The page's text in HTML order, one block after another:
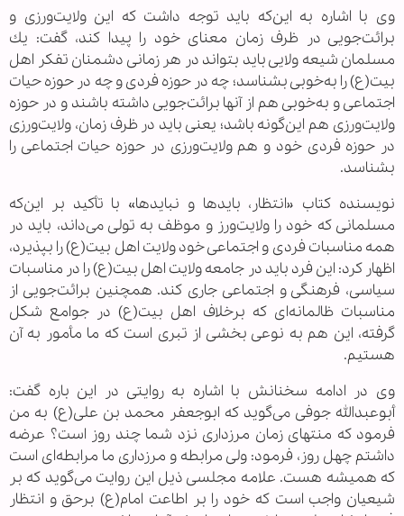
وی با اشاره به اين‌كه بايد توجه داشت كه اين ولايت‌ورزی و
برائت‌جويی در ظرف زمان معنای خود را پيدا كند، گفت: يك
مسلمان شيعه ولايی بايد بتواند در هر زمانی دشمنان تفكر اهل‌
بيت(ع) را به‌خوبی بشناسد؛ چه در حوزه فردی و چه در حوزه حيات
اجتماعی و به‌خوبی هم از آنها برائت‌جويی داشته باشند و در حوزه
ولايت‌ورزی هم اين‌گونه باشد؛ يعنی بايد در ظرف زمان، ولايت‌ورزی
در حوزه فردی خود و هم ولايت‌ورزی در حوزه حيات اجتماعی را
بشناسد.
نويسنده كتاب «انتظار، بايدها و نبايدها» با تأكيد بر اين‌كه
مسلمانی كه خود را ولايت‌ورز و موظف به تولی می‌داند، بايد در
همه مناسبات فردی و اجتماعی خود ولايت اهل ‌بيت(ع) را بپذيرد،
اظهار كرد: اين فرد بايد در جامعه‌ ولايت اهل ‌بيت(ع) را در مناسبات
سياسی، فرهنگی و اجتماعی جاری كند. همچنين برائت‌جويی از
مناسبات ظالمانه‌ای كه برخلاف اهل ‌بيت(ع) در جوامع شكل
گرفته، اين هم به نوعی بخشی از تبری است كه ما مأمور به آن
هستيم.
وی در ادامه سخنانش با اشاره به روايتی در اين باره گفت:
أبوعبدالله جوفی می‌گويد كه ابوجعفر محمد بن ‌علی(ع) به من
فرمود كه منتهای زمان مرزداری نزد شما چند روز است؟ عرضه
داشتم چهل روز، فرمود: ولی مرابطه و مرزداری ما مرابطه‌ای است
كه هميشه هست. علامه مجلسی ذيل اين روايت می‌گويد كه بر
شيعيان واجب است كه خود را بر اطاعت امام(ع) برحق و انتظار